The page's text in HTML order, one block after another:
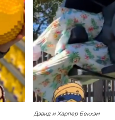
Дэвид и Харпер Бекхэм